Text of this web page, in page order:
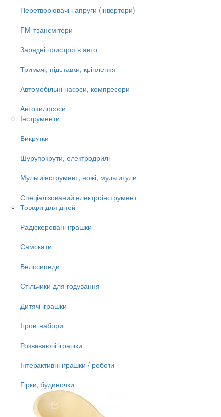
Перетворювачі напруги (інвертори)
FM-трансмітери
Зарядні пристрої в авто
Тримачі, підставки, кріплення
Автомобільні насоси, компресори
Автопилососи
Інструменти
Викрутки
Шурупокрути, електродрилі
Мультиінструмент, ножі, мультитули
Спеціалізований електроінструмент
Товари для дітей
Радіокеровані іграшки
Самокати
Велосипеди
Стільчики для годування
Дитячі іграшки
Ігрові набори
Розвиваючі іграшки
Інтерактивні іграшки / роботи
Гірки, будиночки